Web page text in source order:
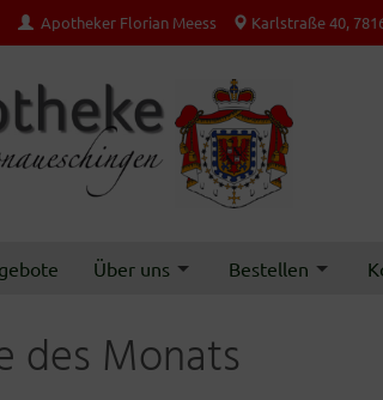
Apotheker Florian Meess Karlstraße 40,
Über uns Bestellen
des Monats